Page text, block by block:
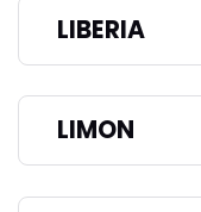
LIBERIA
LIMON